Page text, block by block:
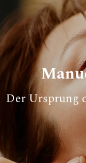
Der Ursprung